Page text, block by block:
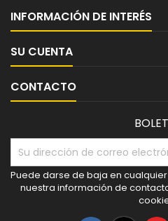
INFORMACIÓN DE INTERÉS
SU CUENTA
CONTACTO
Puede darse de baja en
nuestra información de